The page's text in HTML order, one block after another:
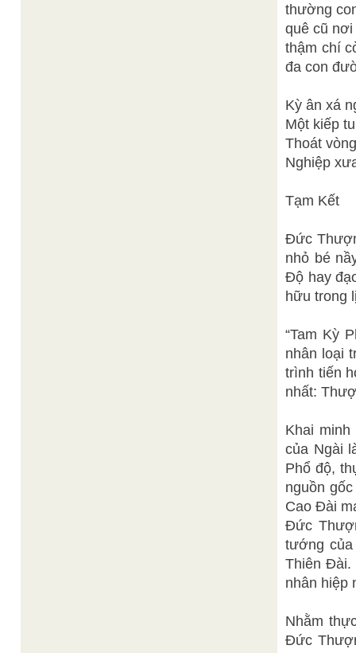
thường
quê cũ
thậm chí
đa con
Kỳ ân xá
Một kiếp
Thoát
Nghiệp
Tạm Kết
Đức
nhỏ bé
Độ hay
hữu trong
“Tam Kỳ
nhân loại
trình tiến
nhất:
Khai
của Ngài
Phổ độ,
nguồn
Cao Đài
Đức
tướng
Thiên Đài.
nhân hiệp
Nhằm
Đức